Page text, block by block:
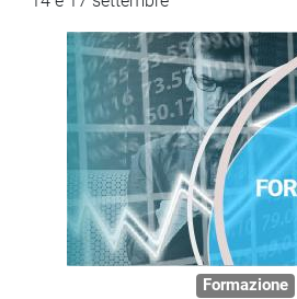
Formazione